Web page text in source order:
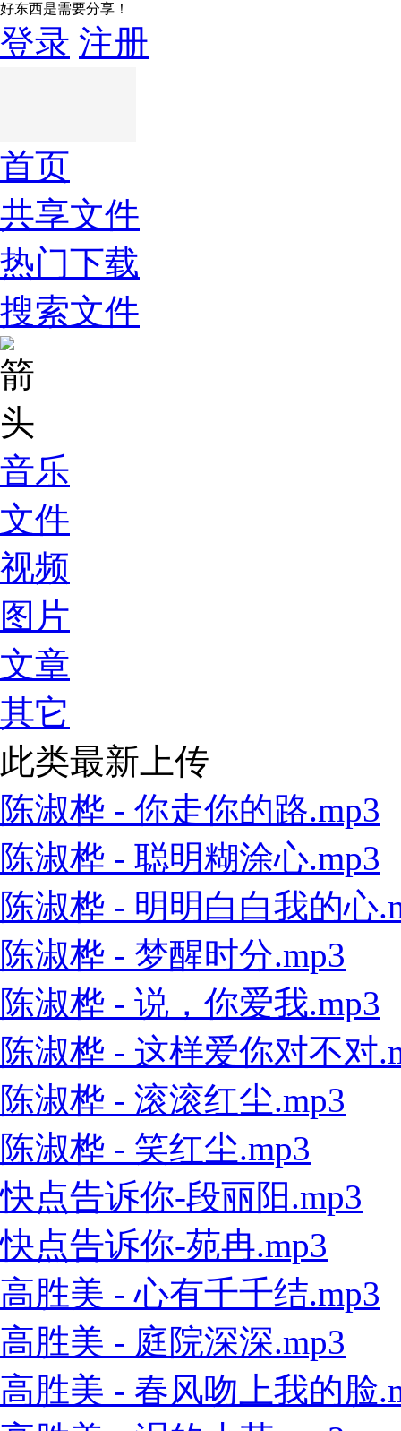
好东西是需要分享！
登录 注册
首页
共享文件
热门下载
搜索文件
音乐
文件
视频
图片
文章
其它
此类最新上传
陈淑桦 - 你走你的路.mp3
陈淑桦 - 聪明糊涂心.mp3
陈淑桦 - 明明白白我的心
陈淑桦 - 梦醒时分.mp3
陈淑桦 - 说，你爱我.mp3
陈淑桦 - 这样爱你对不对
陈淑桦 - 滚滚红尘.mp3
陈淑桦 - 笑红尘.mp3
快点告诉你-段丽阳.mp3
快点告诉你-苑冉.mp3
高胜美 - 心有千千结.mp3
高胜美 - 庭院深深.mp3
高胜美 - 春风吻上我的脸